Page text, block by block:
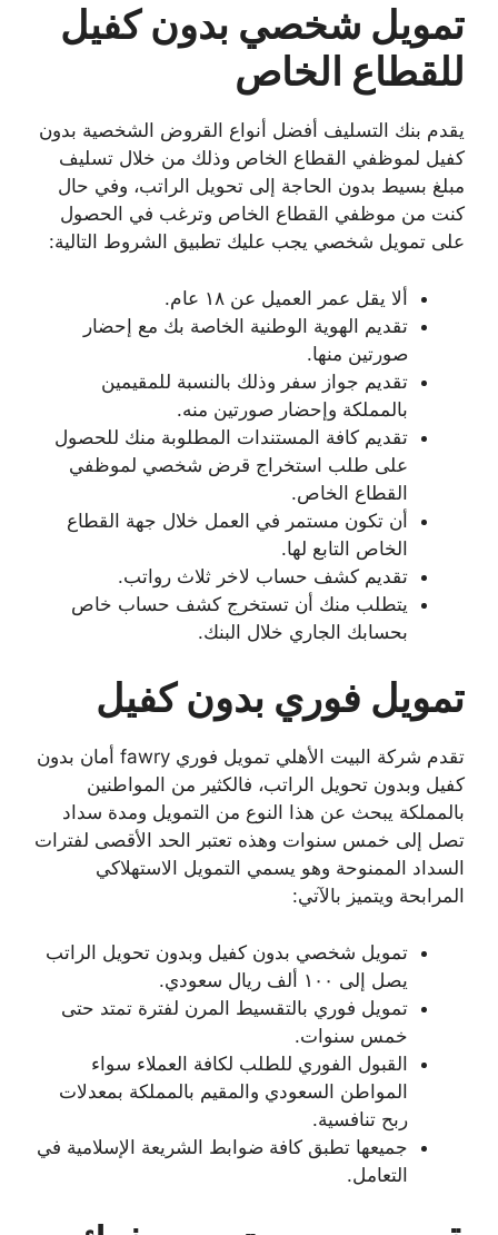
تمويل شخصي بدون كفيل
للقطاع الخاص
يقدم بنك التسليف أفضل أنواع القروض الشخصية بدون
كفيل لموظفي القطاع الخاص وذلك من خلال تسليف
مبلغ بسيط بدون الحاجة إلى تحويل الراتب، وفي حال
كنت من موظفي القطاع الخاص وترغب في الحصول
على تمويل شخصي يجب عليك تطبيق الشروط التالية:
ألا يقل عمر العميل عن ١٨ عام.
تقديم الهوية الوطنية الخاصة بك مع إحضار
صورتين منها.
تقديم جواز سفر وذلك بالنسبة للمقيمين
بالمملكة وإحضار صورتين منه.
تقديم كافة المستندات المطلوبة منك للحصول
على طلب استخراج قرض شخصي لموظفي
القطاع الخاص.
أن تكون مستمر في العمل خلال جهة القطاع
الخاص التابع لها.
تقديم كشف حساب لاخر ثلاث رواتب.
يتطلب منك أن تستخرج كشف حساب خاص
بحسابك الجاري خلال البنك.
تمويل فوري بدون كفيل
تقدم شركة البيت الأهلي تمويل فوري fawry أمان بدون
كفيل وبدون تحويل الراتب، فالكثير من المواطنين
بالمملكة يبحث عن هذا النوع من التمويل ومدة سداد
تصل إلى خمس سنوات وهذه تعتبر الحد الأقصى لفترات
السداد الممنوحة وهو يسمي التمويل الاستهلاكي
المرابحة ويتميز بالآتي:
تمويل شخصي بدون كفيل وبدون تحويل الراتب
يصل إلى ١٠٠ ألف ريال سعودي.
تمويل فوري بالتقسيط المرن لفترة تمتد حتى
خمس سنوات.
القبول الفوري للطلب لكافة العملاء سواء
المواطن السعودي والمقيم بالمملكة بمعدلات
ربح تنافسية.
جميعها تطبق كافة ضوابط الشريعة الإسلامية في
التعامل.